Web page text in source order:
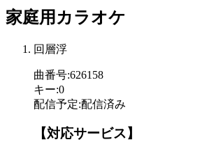
家庭用カラオケ
回層浮
曲番号:626158
キー:0
配信予定:配信済み
【対応サービス】